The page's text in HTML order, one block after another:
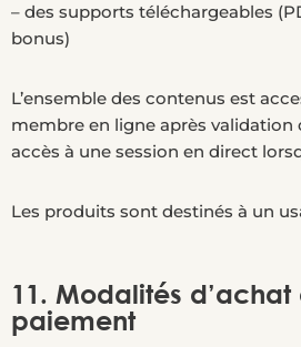
– des supports téléchargeables
bonus)
L’ensemble des contenus est
membre en ligne après validation
accès à une session en direct
Les produits sont destinés à un
11. Modalités d’achat
paiement